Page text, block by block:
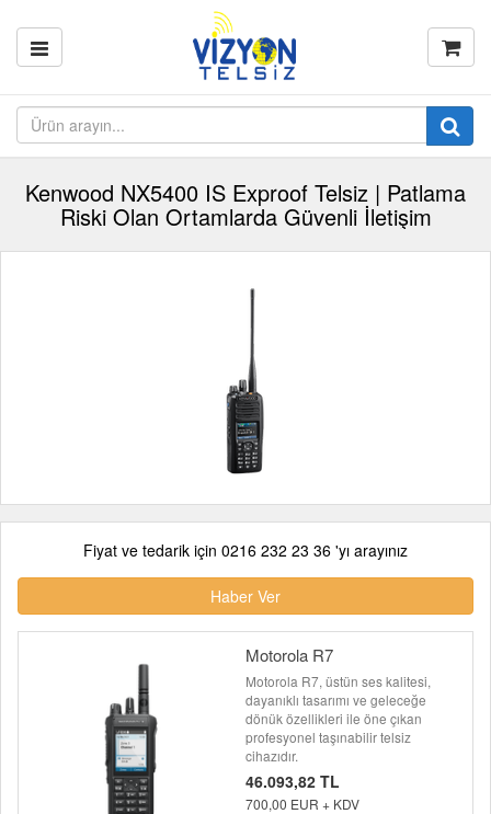
Kenwood NX5400 IS Exproof Telsiz | Patlama
Riski Olan Ortamlarda Güvenli İletişim
Fiyat ve tedarik için 0216 232 23 36 'yı arayınız
Haber Ver
Motorola R7
Motorola R7, üstün ses kalitesi,
dayanıklı tasarımı ve geleceğe
dönük özellikleri ile öne çıkan
profesyonel taşınabilir telsiz
cihazıdır.
46.093,82 TL
700,00 EUR + KDV